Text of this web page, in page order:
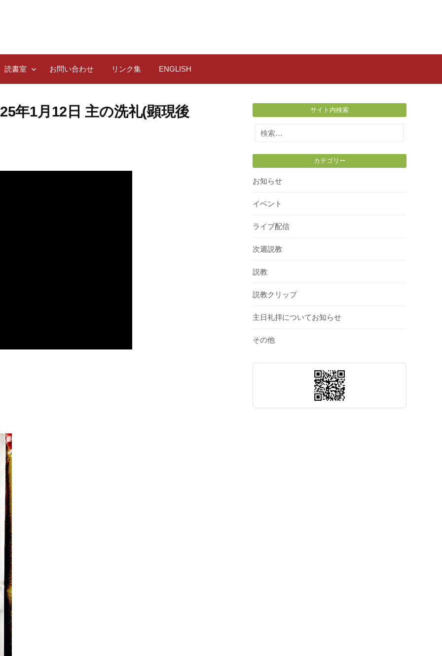
読書室 お問い合わせ リンク集 ENGLISH
年1月12日 主の洗礼(顕現後 サイト内検索
検
索:
カテゴリー
お知らせ
イベント
ライブ配信
次週説教
説教
説教クリップ
主日礼拝についてお知らせ
その他